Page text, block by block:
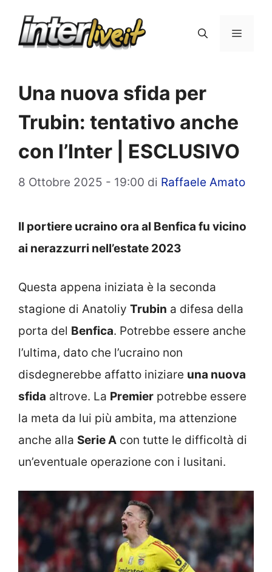
Menu
Una nuova sfida per
Trubin: tentativo anche
con l’Inter | ESCLUSIVO
8 Ottobre 2025 - 19:00 di Raffaele Amato
Il portiere ucraino ora al Benfica fu vicino
ai nerazzurri nell’estate 2023
Questa appena iniziata è la seconda
stagione di Anatoliy Trubin a difesa della
porta del Benfica. Potrebbe essere anche
l’ultima, dato che l’ucraino non
disdegnerebbe affatto iniziare una nuova
sfida altrove. La Premier potrebbe essere
la meta da lui più ambita, ma attenzione
anche alla Serie A con tutte le difficoltà di
un’eventuale operazione con i lusitani.